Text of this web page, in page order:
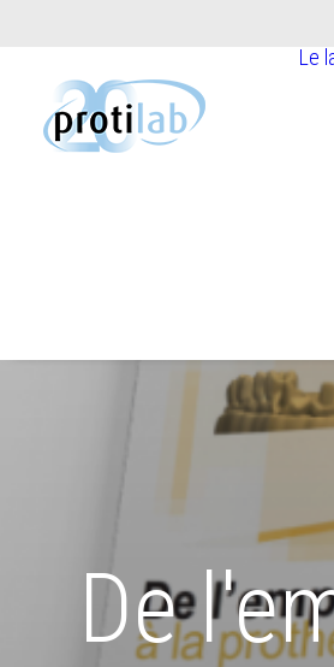
Le
De